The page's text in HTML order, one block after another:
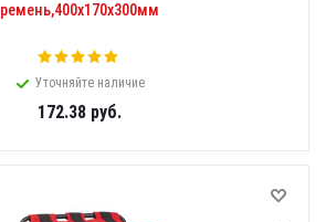
ремень,400х170х300мм
Уточняйте наличие
172.38руб.